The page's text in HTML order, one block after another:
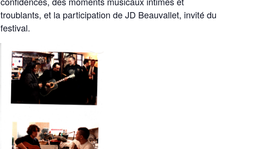
troublants, et la participation de JD Beauvallet, invité du
festival.